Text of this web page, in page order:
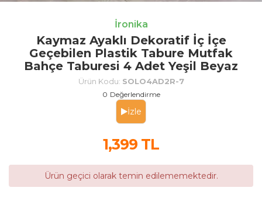
İronika
Kaymaz Ayaklı Dekoratif İç İçe
Geçebilen Plastik Tabure Mutfak
Bahçe Taburesi 4 Adet Yeşil Beyaz
Ürün Kodu: SOLO4AD2R-7
0 Değerlendirme
İzle
1,399 TL
Ürün geçici olarak temin edilememektedir.